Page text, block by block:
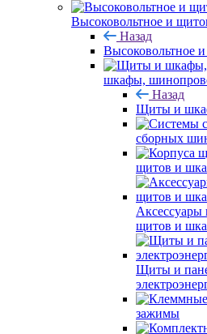
Высоковольтное и
Назад
Высоковольтное
шкафы,
Назад
Щиты и
сборных
щитов и
щитов и
Щиты и
зажимы